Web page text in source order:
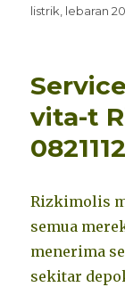
listrik lebaran
vita-t
Rizkimolis
semua
menerima
sekitar